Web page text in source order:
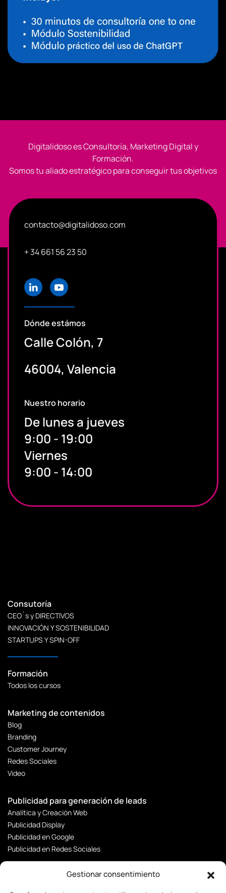
Gestionar consentimiento
Digitalidoso es Consultoría, Marketing Digital y
Formación.
Somos tu aliado estratégico para conseguir tus objetivos
contacto@digitalidoso.com
+ 34 661 56 23 50
Dónde estámos
Calle Colón, 7
46004, Valencia
Nuestro horario
De lunes a jueves
9:00 - 19:00
Viernes
9:00 - 14:00
Consutoría
CEO´s y DIRECTIVOS
INNOVACIÓN Y SOSTENIBILIDAD
STARTUPS Y SPIN-OFF
Formación
Todos los cursos
Marketing de contenidos
Blog
Branding
Customer Journey
Redes Sociales
Video
Publicidad para generación de leads
Analítica y Creación Web
Publicidad Display
Publicidad en Google
Publicidad en Redes Sociales
CRM y Automatizaciones